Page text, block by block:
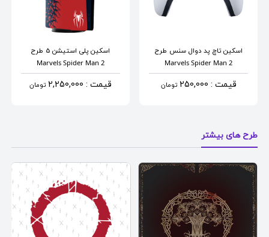
اسکین تاچ پد دوال سنس طرح
Marvels Spider Man 2
قیمت : 250,000 تومان
اسکین پلی استیشن 5 طرح
Marvels Spider Man 2
قیمت : 2,250,000 تومان
طرح های بیشتر